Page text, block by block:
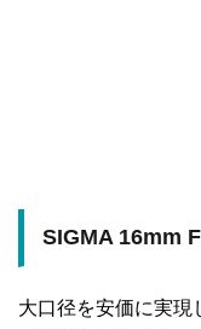
SIGMA 16mm
大口径を安価に実現